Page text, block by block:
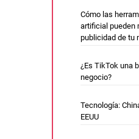
Cómo las
artificial pueden
publicidad de tu
¿Es TikTok una
negocio?
Tecnología:
EEUU